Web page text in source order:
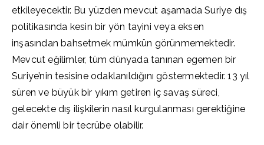
etkileyecektir. Bu yüzden mevcut aşamada Suriye dış
politikasında kesin bir yön tayini veya eksen
inşasından bahsetmek mümkün görünmemektedir.
Mevcut eğilimler, tüm dünyada tanınan egemen bir
Suriye’nin tesisine odaklanıldığını göstermektedir. 13 yıl
süren ve büyük bir yıkım getiren iç savaş süreci,
gelecekte dış ilişkilerin nasıl kurgulanması gerektiğine
dair önemli bir tecrübe olabilir.